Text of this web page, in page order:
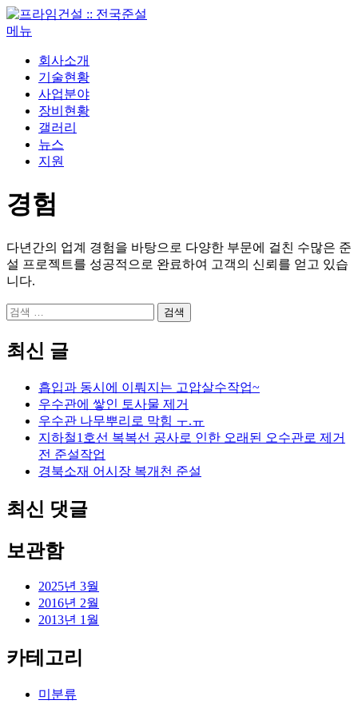
내
용
메뉴
회사소개
기술현황
사업분야
장비현황
갤러리
뉴스
지원
경험
다년간의 업계 경험을 바탕으로 다양한 부문에 걸친 수많은 준
설 프로젝트를 성공적으로 완료하여 고객의 신뢰를 얻고 있습
니다.
검
최신 글
흡입과 동시에 이뤄지는 고압살수작업~
우수관에 쌓인 토사물 제거
우수관 나무뿌리로 막힘 ㅜ.ㅠ
지하철1호선 복복선 공사로 인한 오래된 오수관로 제거
전 준설작업
경북소재 어시장 복개천 준설
최신 댓글
보관함
2025년 3월
2016년 2월
2013년 1월
카테고리
미분류